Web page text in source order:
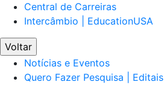
Central de Carreiras
Intercâmbio | EducationUSA
Voltar
Notícias e Eventos
Quero Fazer Pesquisa | Editais